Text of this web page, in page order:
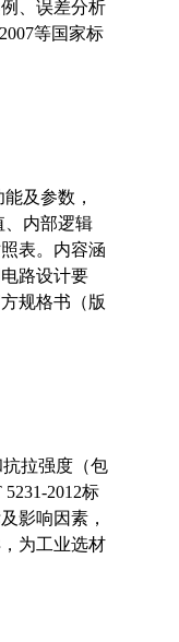
、误差分析
等国家标
及参数，
、内部逻辑
表。内容涵
路设计要
规格书（版
拉强度（包
2012标
影响因素，
为工业选材